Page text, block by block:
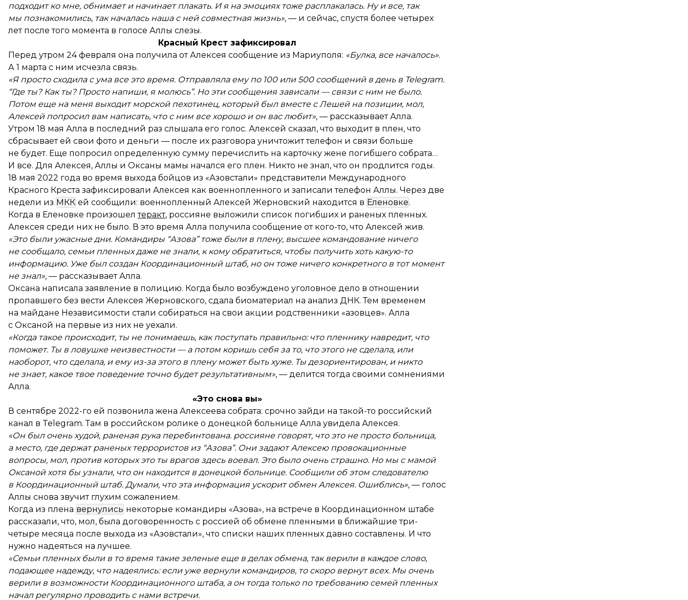
подходит ко мне, обнимает и начинает плакать. И я на эмоциях тоже расплакалась. Ну и все, так
мы познакомились, так началась наша с ней совместная жизнь», — и сейчас, спустя более четырех
лет после того момента в голосе Аллы слезы.
Красный Крест зафиксировал
Перед утром 24 февраля она получила от Алексея сообщение из Мариуполя: «Булка, все началось».
А 1 марта с ним исчезла связь.
«Я просто сходила с ума все это время. Отправляла ему по 100 или 500 сообщений в день в Telegram.
“Где ты? Как ты? Просто напиши, я молюсь”. Но эти сообщения зависали — связи с ним не было.
Потом еще на меня выходит морской пехотинец, который был вместе с Лешей на позиции, мол,
Алексей попросил вам написать, что с ним все хорошо и он вас любит», — рассказывает Алла.
Утром 18 мая Алла в последний раз слышала его голос. Алексей сказал, что выходит в плен, что
сбрасывает ей свои фото и деньги — после их разговора уничтожит телефон и связи больше
не будет. Еще попросил определенную сумму перечислить на карточку жене погибшего собрата…
И все. Для Алексея, Аллы и Оксаны мамы начался его плен. Никто не знал, что он продлится годы.
18 мая 2022 года во время выхода бойцов из «Азовстали» представители Международного
Красного Креста зафиксировали Алексея как военнопленного и записали телефон Аллы. Через две
недели из МКК ей сообщили: военнопленный Алексей Жерновский находится в Еленовке.
Когда в Еленовке произошелтеракт, россияне выложили список погибших и раненых пленных.
Алексея среди них не было. В это время Алла получила сообщение от кого-то, что Алексей жив.
«Это были ужасные дни. Командиры “Азова” тоже были в плену, высшее командование ничего
не сообщало, семьи пленных даже не знали, к кому обратиться, чтобы получить хоть какую-то
информацию. Уже был создан Координационный штаб, но он тоже ничего конкретного в тот момент
не знал», — рассказывает Алла.
Оксана написала заявление в полицию. Когда было возбуждено уголовное дело в отношении
пропавшего без вести Алексея Жерновского, сдала биоматериал на анализ ДНК. Тем временем
на майдане Независимости стали собираться на свои акции родственники «азовцев». Алла
с Оксаной на первые из них не уехали.
«Когда такое происходит, ты не понимаешь, как поступать правильно: что пленнику навредит, что
поможет. Ты в ловушке неизвестности — а потом коришь себя за то, что этого не сделала, или
наоборот, что сделала, и ему из-за этого в плену может быть хуже. Ты дезориентирован, и никто
не знает, какое твое поведение точно будет результативным», — делится тогда своими сомнениями
Алла.
«Это снова вы»
В сентябре 2022-го ей позвонила жена Алексеева собрата: срочно зайди на такой-то российский
канал в Telegram. Там в российском ролике о донецкой больнице Алла увидела Алексея.
«Он был очень худой, раненая рука перебинтована. россияне говорят, что это не просто больница,
а место, где держат раненых террористов из “Азова”. Они задают Алексею провокационные
вопросы, мол, против которых это ты врагов здесь воевал. Это было очень страшно. Но мы с мамой
Оксаной хотя бы узнали, что он находится в донецкой больнице. Сообщили об этом следователю
в Координационный штаб. Думали, что эта информация ускорит обмен Алексея. Ошиблись», — голос
Аллы снова звучит глухим сожалением.
Когда из плена вернулись некоторые командиры «Азова», на встрече в Координационном штабе
рассказали, что, мол, была договоренность с россией об обмене пленными в ближайшие три-
четыре месяца после выхода из «Азовстали», что списки наших пленных давно составлены. И что
нужно надеяться на лучшее.
«Семьи пленных были в то время такие зеленые еще в делах обмена, так верили в каждое слово,
подающее надежду, что надеялись: если уже вернули командиров, то скоро вернут всех. Мы очень
верили в возможности Координационного штаба, а он тогда только по требованию семей пленных
начал регулярно проводить с нами встречи.